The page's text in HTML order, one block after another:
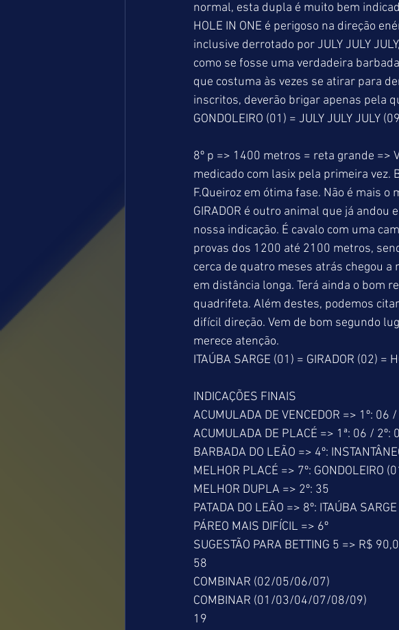
normal, esta dupla é muito bem
HOLE IN ONE é perigoso na direção
inclusive derrotado por JULY JULY
como se fosse uma verdadeira
que costuma às vezes se atirar para
inscritos, deverão brigar apenas pela
GONDOLEIRO (01) = JULY JULY JULY
8º p => 1400 metros = reta grande =>
medicado com lasix pela primeira vez.
F.Queiroz em ótima fase. Não é mais
GIRADOR é outro animal que já
nossa indicação. É cavalo com uma
provas dos 1200 até 2100 metros,
cerca de quatro meses atrás chegou a
em distância longa. Terá ainda o bom
quadrifeta. Além destes, podemos
difícil direção. Vem de bom segundo
merece atenção.
ITAÚBA SARGE (01) = GIRADOR (02) =
INDICAÇÕES FINAIS
ACUMULADA DE VENCEDOR => 1º: 06
ACUMULADA DE PLACÉ => 1ª: 06 / 2º:
BARBADA DO LEÃO => 4º:
MELHOR PLACÉ => 7º: GONDOLEIRO
MELHOR DUPLA => 2º: 35
PATADA DO LEÃO => 8º: ITAÚBA
PÁREO MAIS DIFÍCIL => 6º
SUGESTÃO PARA BETTING 5 => R$
58
COMBINAR (02/05/06/07)
COMBINAR (01/03/04/07/08/09)
19